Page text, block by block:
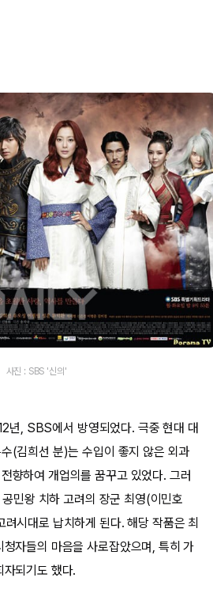
사진 : SBS '신의'
년, SBS에서 방영되었다. 극중 현대 대
(김희선 분)는 수입이 좋지 않은 외과
향하여 개업의를 꿈꾸고 있었다. 그러
민왕 치하 고려의 장군 최영(이민호
시대로 납치하게 된다. 해당 작품은 최
자들의 마음을 사로잡았으며, 특히 가
되기도 했다.